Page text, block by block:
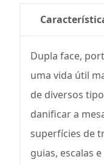
Dupla face,
uma vida útil
de diversos
danificar a
superfícies de
guias, escalas